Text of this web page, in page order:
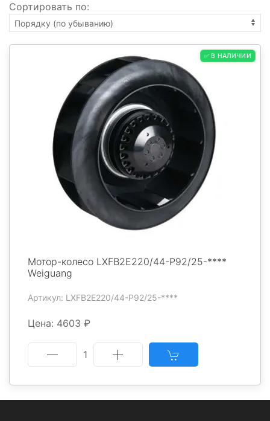
Сортировать по:
✅ В НАЛИЧИИ
Мотор-колесо LXFB2E220/44-P92/25-****
Weiguang
Артикул: LXFB2E220/44-P92/25-****
Цена: 4603 ₽
1